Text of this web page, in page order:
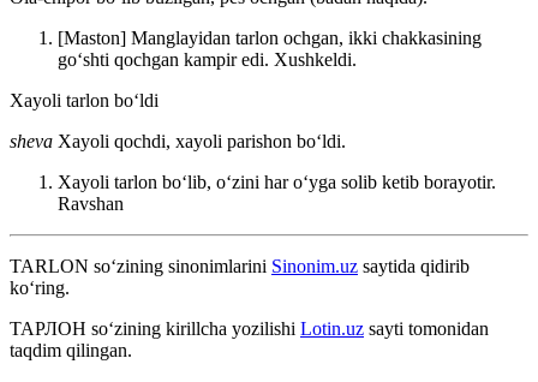
[Maston] Manglayidan tarlon ochgan, ikki chakkasining
goʻshti qochgan kampir edi. Xushkeldi.
Xayoli tarlon boʻldi
sheva Xayoli qochdi, xayoli parishon boʻldi.
Xayoli tarlon boʻlib, oʻzini har oʻyga solib ketib borayotir.
Ravshan
TARLON so‘zining sinonimlarini Sinonim.uz saytida qidirib
ko‘ring.
ТАРЛОН so‘zining kirillcha yozilishi Lotin.uz sayti tomonidan
taqdim qilingan.